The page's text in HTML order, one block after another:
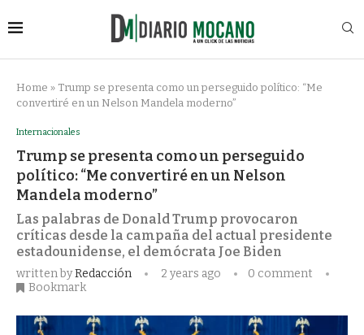
Home » Trump se presenta como un perseguido político: “Me
convertiré en un Nelson Mandela moderno”
Internacionales
Trump se presenta como un perseguido
político: “Me convertiré en un Nelson
Mandela moderno”
Las palabras de Donald Trump provocaron
críticas desde la campaña del actual presidente
estadounidense, el demócrata Joe Biden
written byRedacción 2 years ago
0 comment
Bookmark